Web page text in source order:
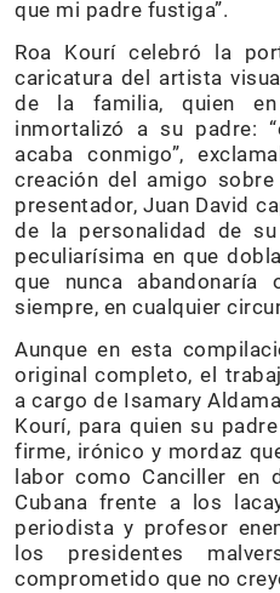
que mi padre fustiga”.
Roa Kourí celebró la
caricatura del artista
de la familia, quien
inmortalizó a su padre:
acaba conmigo”,
creación del amigo
presentador, Juan David
de la personalidad de
peculiarísima en que
que nunca
siempre, en cualquier
Aunque en esta
original completo, el
a cargo de Isamary
Kourí, para quien su
firme, irónico y mordaz
labor como Canciller en
Cubana frente a los
periodista y profesor
los presidentes
comprometido que no